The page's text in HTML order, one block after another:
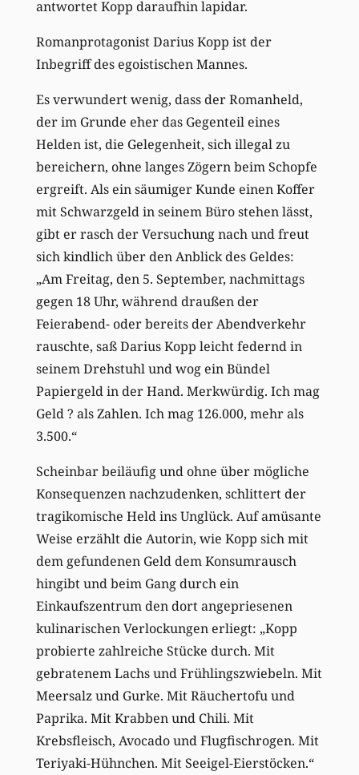
antwortet Kopp daraufhin lapidar.
Romanprotagonist Darius Kopp ist der
Inbegriff des egoistischen Mannes.
Es verwundert wenig, dass der Romanheld,
der im Grunde eher das Gegenteil eines
Helden ist, die Gelegenheit, sich illegal zu
bereichern, ohne langes Zögern beim Schopfe
ergreift. Als ein säumiger Kunde einen Koffer
mit Schwarzgeld in seinem Büro stehen lässt,
gibt er rasch der Versuchung nach und freut
sich kindlich über den Anblick des Geldes:
„Am Freitag, den 5. September, nachmittags
gegen 18 Uhr, während draußen der
Feierabend- oder bereits der Abendverkehr
rauschte, saß Darius Kopp leicht federnd in
seinem Drehstuhl und wog ein Bündel
Papiergeld in der Hand. Merkwürdig. Ich mag
Geld ? als Zahlen. Ich mag 126.000, mehr als
3.500.“
Scheinbar beiläufig und ohne über mögliche
Konsequenzen nachzudenken, schlittert der
tragikomische Held ins Unglück. Auf amüsante
Weise erzählt die Autorin, wie Kopp sich mit
dem gefundenen Geld dem Konsumrausch
hingibt und beim Gang durch ein
Einkaufszentrum den dort angepriesenen
kulinarischen Verlockungen erliegt: „Kopp
probierte zahlreiche Stücke durch. Mit
gebratenem Lachs und Frühlingszwiebeln. Mit
Meersalz und Gurke. Mit Räuchertofu und
Paprika. Mit Krabben und Chili. Mit
Krebsfleisch, Avocado und Flugfischrogen. Mit
Teriyaki-Hühnchen. Mit Seeigel-Eierstöcken.“